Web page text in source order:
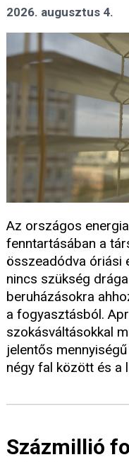
2026. augusztus 4.
Az országos
fenntartásában a
összeadódva óriási
nincs szükség
beruházásokra
a fogyasztásból.
szokásváltásokkal
jelentős
négy fal között és a
Százmillió